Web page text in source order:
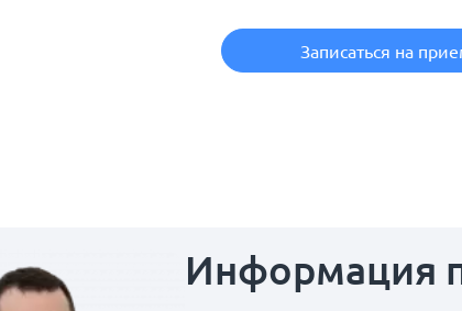
Записаться на
Информация